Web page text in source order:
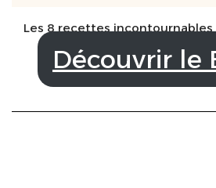
Les 8 recettes incontournables
Découvrir le